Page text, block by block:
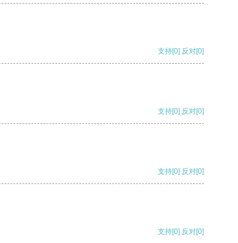
支持[0] 反对[0]
支持[0] 反对[0]
支持[0] 反对[0]
支持[0] 反对[0]